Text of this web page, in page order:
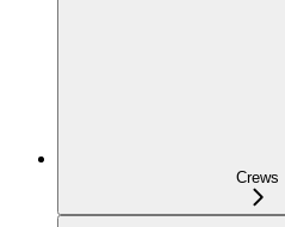
Crews